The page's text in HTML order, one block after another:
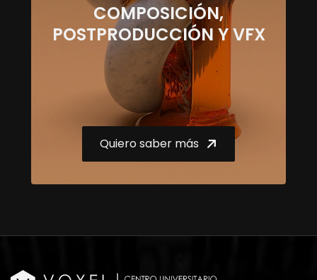
COMPOSICIÓN,
POSTPRODUCCIÓN Y VFX
Quiero saber más